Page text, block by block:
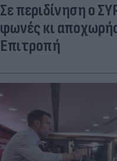
Σε περιδίνηση ο
φωνές κι
Επιτροπή